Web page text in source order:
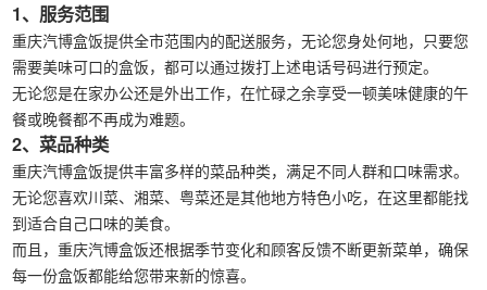
1、服务范围
重庆汽博盒饭提供全市范围内的配送服务，无论您身处何地，只要您
需要美味可口的盒饭，都可以通过拨打上述电话号码进行预定。
无论您是在家办公还是外出工作，在忙碌之余享受一顿美味健康的午
餐或晚餐都不再成为难题。
2、菜品种类
重庆汽博盒饭提供丰富多样的菜品种类，满足不同人群和口味需求。
无论您喜欢川菜、湘菜、粤菜还是其他地方特色小吃，在这里都能找
到适合自己口味的美食。
而且，重庆汽博盒饭还根据季节变化和顾客反馈不断更新菜单，确保
每一份盒饭都能给您带来新的惊喜。